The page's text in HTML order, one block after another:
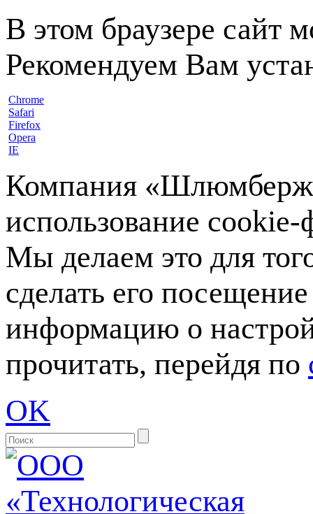
В этом браузере сайт
Рекомендуем Вам
Chrome
Safari
Firefox
Opera
IE
Компания
использование
Мы делаем это для
сделать его
информацию о
прочитать, перейдя по
OK